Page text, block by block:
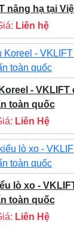
nâng hạ tại
Liên hệ
-
toàn quốc
Liên Hệ
lò xo -
toàn quốc
Liên Hệ